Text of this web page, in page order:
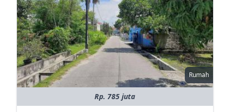
Rumah
Rp. 785 juta